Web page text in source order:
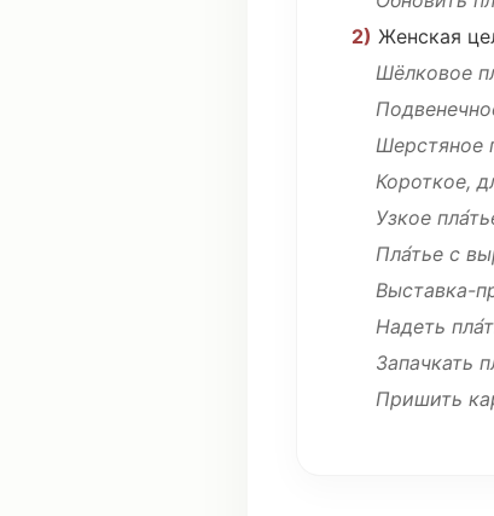
2) Женская
Шёлковое
Шерстяное
Короткое,
Узкое
Пла́тье с
Выставка-
Надеть
Запачкать
Пришить